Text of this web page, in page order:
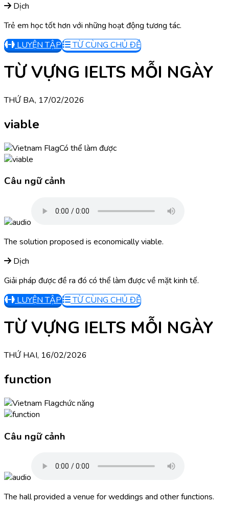
Dịch
Trẻ em học tốt hơn với những hoạt động tương tác.
LUYỆN TẬP
TỪ CÙNG CHỦ ĐỀ
TỪ VỰNG IELTS MỖI NGÀY
THỨ BA, 17/02/2026
viable
Có thể làm được
Câu ngữ cảnh
The solution proposed is economically viable.
Dịch
Giải pháp được đề ra đó có thể làm được về mặt kinh tế.
LUYỆN TẬP
TỪ CÙNG CHỦ ĐỀ
TỪ VỰNG IELTS MỖI NGÀY
THỨ HAI, 16/02/2026
function
chức năng
Câu ngữ cảnh
The hall provided a venue for weddings and other functions.